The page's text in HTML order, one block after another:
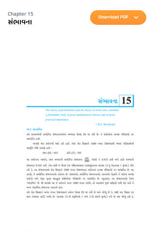
Chapter 15
સંભાવના Download PDF